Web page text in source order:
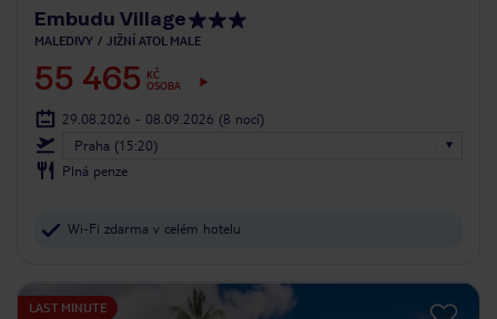
Embudu Village
MALEDIVY JIŽNÍ ATOL MALE
55 465
KČ
OSOBA
29.08.2026 - 08.09.2026 (8 nocí)
Praha (15:20)
Plná penze
Wi-Fi zdarma v celém hotelu
LAST MINUTE